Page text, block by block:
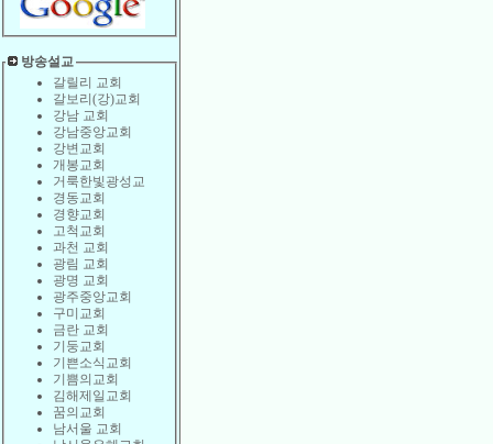
방송설교
갈릴리 교회
갈보리(강)교회
강남 교회
강남중앙교회
강변교회
개봉교회
거룩한빛광성교
경동교회
경향교회
고척교회
과천 교회
광림 교회
광명 교회
광주중앙교회
구미교회
금란 교회
기둥교회
기쁜소식교회
기쁨의교회
김해제일교회
꿈의교회
남서울 교회